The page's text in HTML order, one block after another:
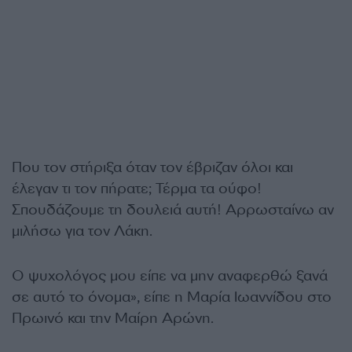
Που τον στήριξα όταν τον έβριζαν όλοι και
έλεγαν τι τον πήρατε; Τέρμα τα ούφο!
Σπουδάζουμε τη δουλειά αυτή! Αρρωσταίνω αν
μιλήσω για τον Λάκη.
Ο ψυχολόγος μου είπε να μην αναφερθώ ξανά
σε αυτό το όνομα», είπε η Μαρία Ιωαννίδου στο
Πρωινό και την Μαίρη Αρώνη.